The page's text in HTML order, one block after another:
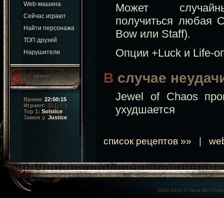
Web-машина
Сейчас играют
Найти персонажа
ТОП друзей
Нарушители
Сервер
Время: 22:50:16
Играют: 31 (247)
Top 1: Solstice
Замок у Justice
Может
получиться любая
Bow или Staff).
Опции +Luck и Life-
В случае
Jewel of Chaos
ухудшается
список рецептов »» |
2009-2026 © Terra MU